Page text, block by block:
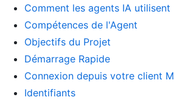
Comment les agents IA utilisent
Compétences de l'Agent
Objectifs du Projet
Démarrage Rapide
Connexion depuis votre client
Identifiants